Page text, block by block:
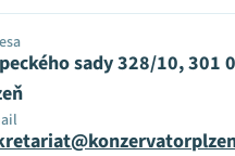
sady 328/10, 301